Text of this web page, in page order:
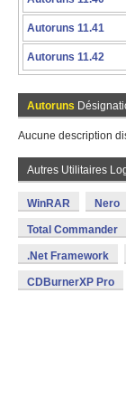
Autoruns 11.41
Autoruns 11.42
Autoruns
Aucune description
Autres Utilitaires
WinRAR Nero
Total Commander
.Net Framework
CDBurnerXP Pro